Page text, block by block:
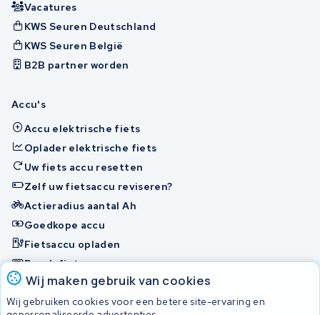
Wij maken gebruik van cookies
Wij gebruiken cookies voor een betere site-ervaring en
Vacatures
KWS Seuren Deutschland
KWS Seuren België
B2B partner worden
Accu's
Accu elektrische fiets
Oplader elektrische fiets
Uw fiets accu resetten
Zelf uw fietsaccu reviseren?
Actieradius aantal Ah
Goedkope accu
Fietsaccu opladen
Bosch fietsaccu
Nakijken en contact opnemen
Onherstelbaar